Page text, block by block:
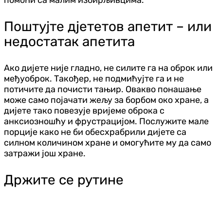
Поштујте д‌јететов апетит – или
недостатак апетита
Ако дијете није гладно, не силите га на оброк или
међуоброк. Такођер, не подмићујте га и не
потичите да почисти тањир. Овакво понашање
може само појачати жељу за борбом око хране, а
дијете тако повезује вријеме оброка с
анксиозношћу и фрустрацијом. Послужите мале
порције како не би обесхрабрили дијете са
силном количином хране и омогућите му да само
затражи још хране.
Држите се рутине